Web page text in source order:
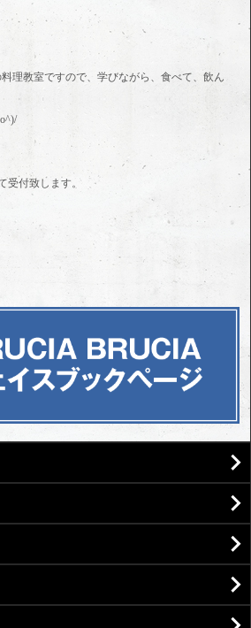
理教室ですので、学びながら、食べて、飲ん
受付致します。